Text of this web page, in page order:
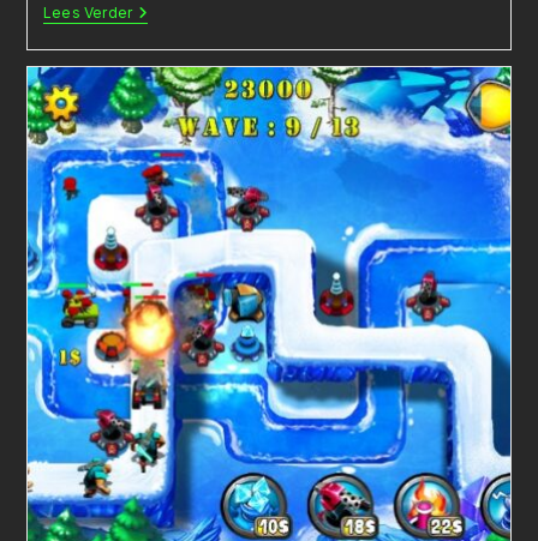
Lees VerderEen
Dashboard